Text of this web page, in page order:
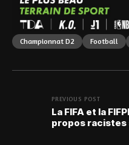
Championnat D2 Football
PREVIOUS POST
La FIFA et la
propos racistes